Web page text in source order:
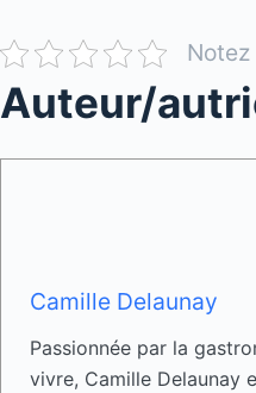
Auteur/
Camille Delaunay
Passionnée par la
vivre, Camille Delaunay